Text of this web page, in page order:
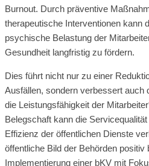
Burnout. Durch präventive
therapeutische Interventionen kann
psychische Belastung der
Gesundheit langfristig zu fördern.
Dies führt nicht nur zu einer
Ausfällen, sondern verbessert auch
die Leistungsfähigkeit der
Belegschaft kann die
Effizienz der öffentlichen Dienste
öffentliche Bild der Behörden positiv
Implementierung einer bKV mit